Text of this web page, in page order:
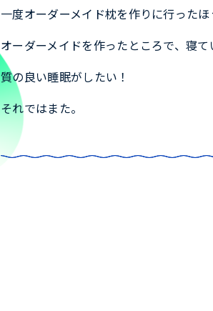
一度オーダーメイド枕を作りに行ったほ
オーダーメイドを作ったところで、寝
質の良い睡眠がしたい！
それではまた。